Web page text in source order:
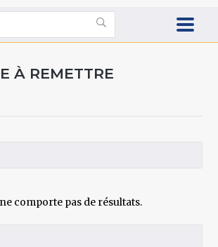
À REMETTRE
comporte pas de résultats.